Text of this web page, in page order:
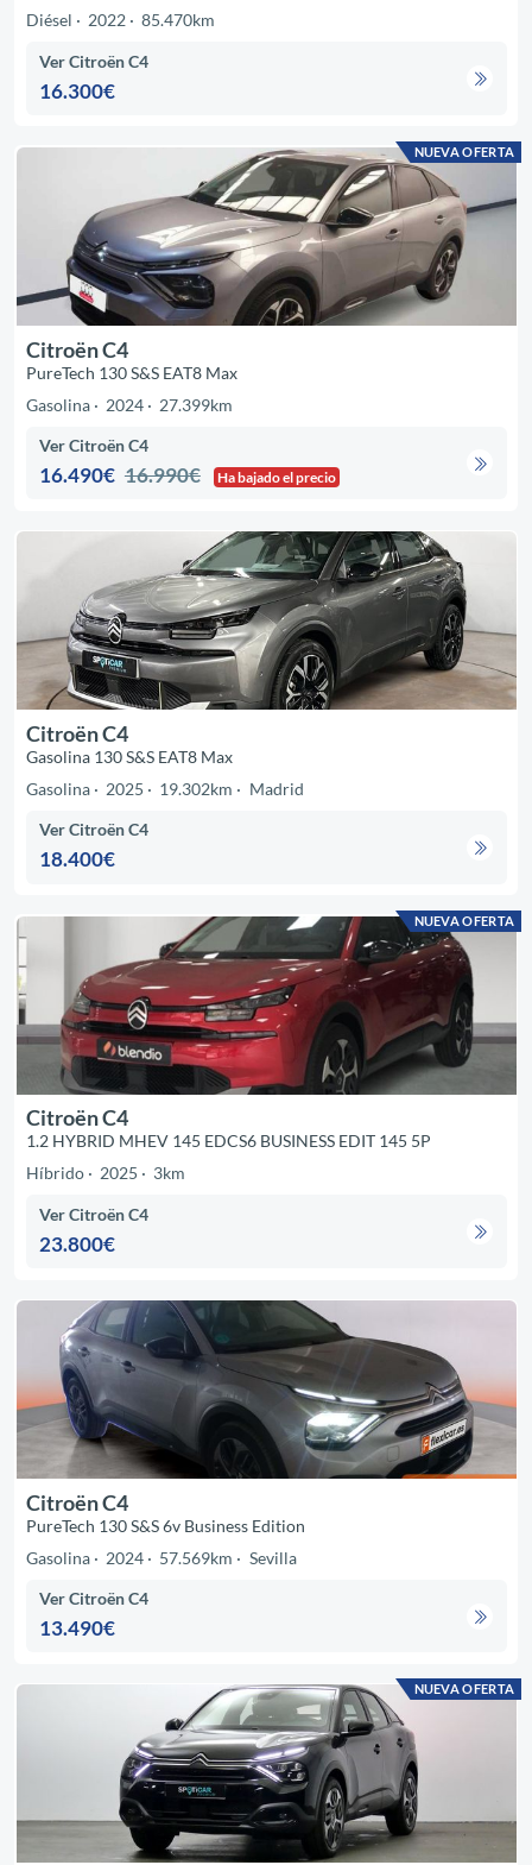
Diésel
2022 85.470km
Ver Citroën C4
16.300€
NUEVA OFERTA
Citroën C4
PureTech 130 S&S EAT8 Max
Gasolina
2024 27.399km
Ver Citroën C4
16.490€ 16.990€ Ha bajado el precio
Citroën C4
Gasolina 130 S&S EAT8 Max
Gasolina
2025 19.302km Madrid
Ver Citroën C4
18.400€
NUEVA OFERTA
Citroën C4
1.2 HYBRID MHEV 145 EDCS6 BUSINESS EDIT 145 5P
Híbrido
2025 3km
Ver Citroën C4
23.800€
Citroën C4
PureTech 130 S&S 6v Business Edition
Gasolina
2024 57.569km Sevilla
Ver Citroën C4
13.490€
NUEVA OFERTA